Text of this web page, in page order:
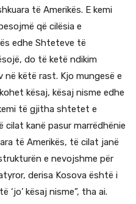
të Amerikës. E kemi
që cilësia e
edhe Shteteve të
do të ketë ndikim
këtë rast. Kjo mungesë e
kësaj, kësaj nisme edhe
të gjitha shtetet e
kanë pasur marrëdhënie
të Amerikës, të cilat janë
e nevojshme për
derisa Kosova është i
‘jo’ kësaj nisme”, tha ai.